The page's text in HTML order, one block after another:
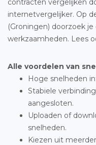
contracten vergelijken
internetvergelijker. Op
(Groningen) doorzoek
werkzaamheden. Lees
Alle voordelen van
Hoge snelheden
Stabiele
aangesloten.
Uploaden of
snelheden.
Kiezen uit